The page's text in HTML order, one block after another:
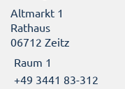
Altmarkt 1
Rathaus
06712 Zeitz
Raum 1
+49 3441 83-312